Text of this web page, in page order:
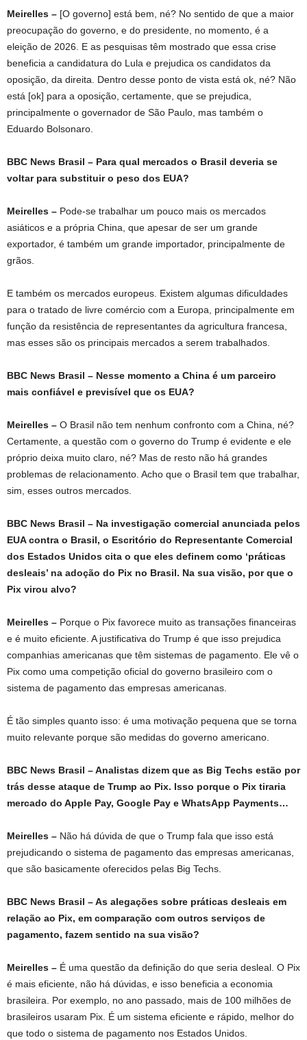
Meirelles – [O governo] está bem, né? No sentido de que a maior
preocupação do governo, e do presidente, no momento, é a
eleição de 2026. E as pesquisas têm mostrado que essa crise
beneficia a candidatura do Lula e prejudica os candidatos da
oposição, da direita. Dentro desse ponto de vista está ok, né? Não
está [ok] para a oposição, certamente, que se prejudica,
principalmente o governador de São Paulo, mas também o
Eduardo Bolsonaro.
BBC News Brasil – Para qual mercados o Brasil deveria se
voltar para substituir o peso dos EUA?
Meirelles – Pode-se trabalhar um pouco mais os mercados
asiáticos e a própria China, que apesar de ser um grande
exportador, é também um grande importador, principalmente de
grãos.
E também os mercados europeus. Existem algumas dificuldades
para o tratado de livre comércio com a Europa, principalmente em
função da resistência de representantes da agricultura francesa,
mas esses são os principais mercados a serem trabalhados.
BBC News Brasil – Nesse momento a China é um parceiro
mais confiável e previsível que os EUA?
Meirelles – O Brasil não tem nenhum confronto com a China, né?
Certamente, a questão com o governo do Trump é evidente e ele
próprio deixa muito claro, né? Mas de resto não há grandes
problemas de relacionamento. Acho que o Brasil tem que trabalhar,
sim, esses outros mercados.
BBC News Brasil – Na investigação comercial anunciada pelos
EUA contra o Brasil, o Escritório do Representante Comercial
dos Estados Unidos cita o que eles definem como ‘práticas
desleais’ na adoção do Pix no Brasil. Na sua visão, por que o
Pix virou alvo?
Meirelles – Porque o Pix favorece muito as transações financeiras
e é muito eficiente. A justificativa do Trump é que isso prejudica
companhias americanas que têm sistemas de pagamento. Ele vê o
Pix como uma competição oficial do governo brasileiro com o
sistema de pagamento das empresas americanas.
É tão simples quanto isso: é uma motivação pequena que se torna
muito relevante porque são medidas do governo americano.
BBC News Brasil – Analistas dizem que as Big Techs estão por
trás desse ataque de Trump ao Pix. Isso porque o Pix tiraria
mercado do Apple Pay, Google Pay e WhatsApp Payments…
Meirelles – Não há dúvida de que o Trump fala que isso está
prejudicando o sistema de pagamento das empresas americanas,
que são basicamente oferecidos pelas Big Techs.
BBC News Brasil – As alegações sobre práticas desleais em
relação ao Pix, em comparação com outros serviços de
pagamento, fazem sentido na sua visão?
Meirelles – É uma questão da definição do que seria desleal. O Pix
é mais eficiente, não há dúvidas, e isso beneficia a economia
brasileira. Por exemplo, no ano passado, mais de 100 milhões de
brasileiros usaram Pix. É um sistema eficiente e rápido, melhor do
que todo o sistema de pagamento nos Estados Unidos.